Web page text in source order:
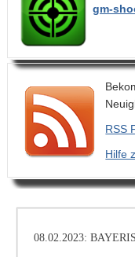
gm-
RSS
Hilfe
08.02.2023: